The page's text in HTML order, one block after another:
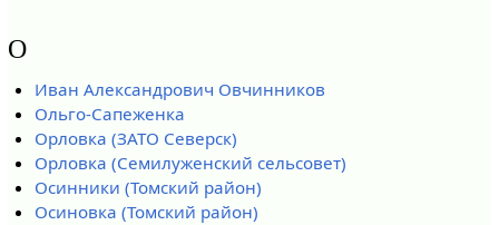
О
Иван Александрович Овчинников
Ольго-Сапеженка
Орловка (ЗАТО Северск)
Орловка (Семилуженский сельсовет)
Осинники (Томский район)
Осиновка (Томский район)